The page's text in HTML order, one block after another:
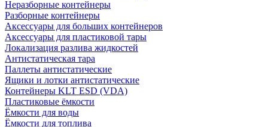
Неразборные контейнеры
Разборные контейнеры
Аксессуары для больших контейнеров
Аксессуары для пластиковой тары
Локализация разлива жидкостей
Антистатическая тара
Паллеты антистатические
Ящики и лотки антистатические
Контейнеры KLT ESD (VDA)
Пластиковые ёмкости
Ёмкости для воды
Ёмкости для топлива